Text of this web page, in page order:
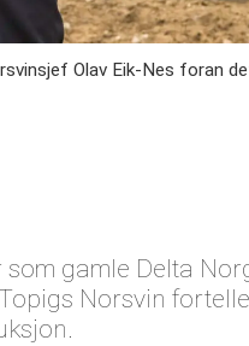
Olav Eik-Nes foran
gamle Delta
Norsvin